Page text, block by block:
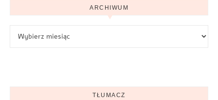
ARCHIWUM
TŁUMACZ